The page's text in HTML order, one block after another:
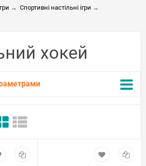
→ Спортивні настільні ігри →
хокей